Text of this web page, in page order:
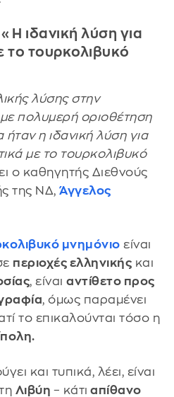
ιδανική λύση για
το τουρκολιβυκό
λύσης στην
πολυμερή οριοθέτηση
η ιδανική λύση για
με το τουρκολιβυκό
ο καθηγητής Διεθνούς
της ΝΔ, Άγγελος
μνημόνιο είναι
περιοχές ελληνικής και
, είναι αντίθετο προς
, όμως παραμένει
το επικαλούνται τόσο η
και τυπικά, λέει, είναι
Λιβύη – κάτι απίθανο